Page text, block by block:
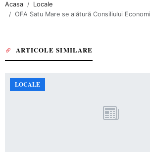
Acasa
Locale
OFA Satu Mare se alătură Consiliului
ARTICOLE SIMILARE
LOCALE